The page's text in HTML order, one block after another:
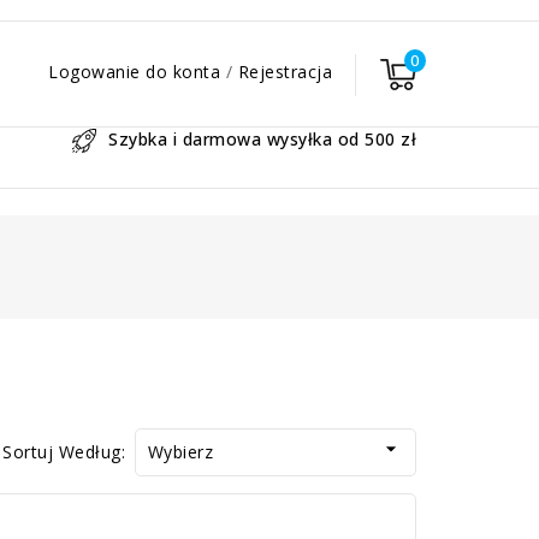
0
Logowanie do konta / Rejestracja
Szybka i darmowa wysyłka od 500 zł
Sortuj Według: Wybierz 